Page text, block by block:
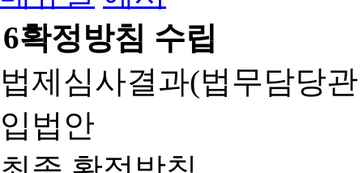
6확정방침 수립
법제심사결과(법무담당
입법안